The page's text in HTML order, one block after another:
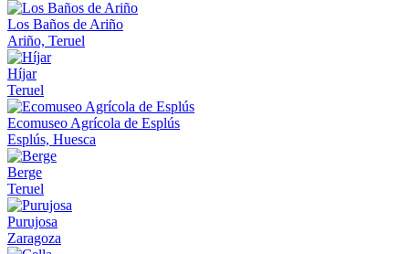
Los Baños de Ariño
Ariño, Teruel
Híjar
Teruel
Ecomuseo Agrícola de Esplús
Esplús, Huesca
Berge
Teruel
Purujosa
Zaragoza